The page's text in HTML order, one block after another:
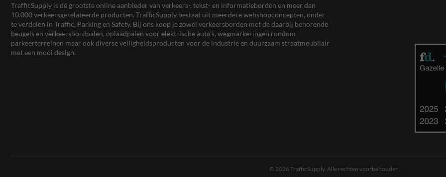
TrafficSupply is dé grootste online aanbieder van verkeers-, tekst- en informatieborden en meer dan
10.000 verkeersgerelateerde producten. TrafficSupply bestaat uit meerdere webshopconcepten, onder
te verdelen in Traffic, Parking en Safety. Bij ons koop je zowel verkeersborden met de daarbij behorende
beugels en verkeersbordpalen, oplaadpalen voor elektrische auto’s, wegmarkeringen rondom
parkeerterreinen maar ook diverse veiligheidsproducten voor de industrie en duurzaam straatmeubilair
met een mooi design.
© 2026 TrafficSupply. Alle rechten voorbehouden.